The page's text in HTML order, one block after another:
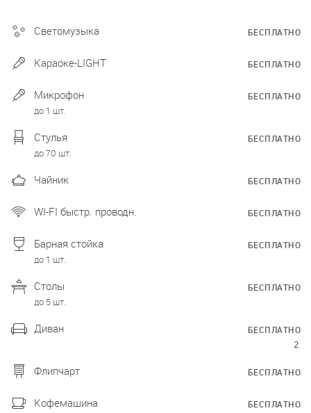
Светомузыка БЕСПЛАТНО
Караоке-LIGHT БЕСПЛАТНО
Микрофон
до 1 шт.
БЕСПЛАТНО
Стулья
до 70 шт.
БЕСПЛАТНО
Чайник БЕСПЛАТНО
WI-FI быстр. проводн. БЕСПЛАТНО
Барная стойка
до 1 шт.
БЕСПЛАТНО
Столы
до 5 шт.
БЕСПЛАТНО
Диван
2
БЕСПЛАТНО
Флипчарт БЕСПЛАТНО
Кофемашина БЕСПЛАТНО